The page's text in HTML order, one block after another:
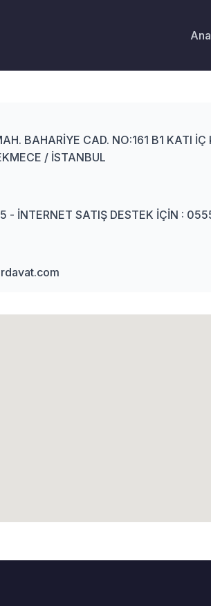
BAHARİYE CAD. NO:161 B1 KATI İÇ
/ İSTANBUL
- İNTERNET SATIŞ DESTEK İÇİN :